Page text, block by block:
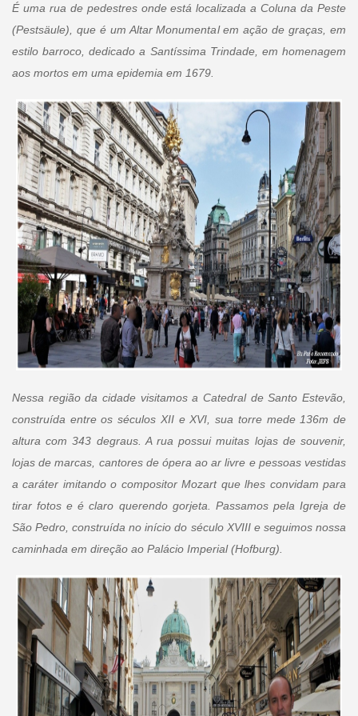
É uma rua de pedestres onde está localizada a Coluna da Peste
(Pestsäule), que é um Altar Monumental em ação de graças, em
estilo barroco, dedicado a Santíssima Trindade, em homenagem
aos mortos em uma epidemia em 1679.
Nessa região da cidade visitamos a Catedral de Santo Estevão,
construída entre os séculos XII e XVI, sua torre mede 136m de
altura com 343 degraus. A rua possui muitas lojas de souvenir,
lojas de marcas, cantores de ópera ao ar livre e pessoas vestidas
a caráter imitando o compositor Mozart que lhes convidam para
tirar fotos e é claro querendo gorjeta. Passamos pela Igreja de
São Pedro, construída no início do século XVIII e seguimos nossa
caminhada em direção ao Palácio Imperial (Hofburg).